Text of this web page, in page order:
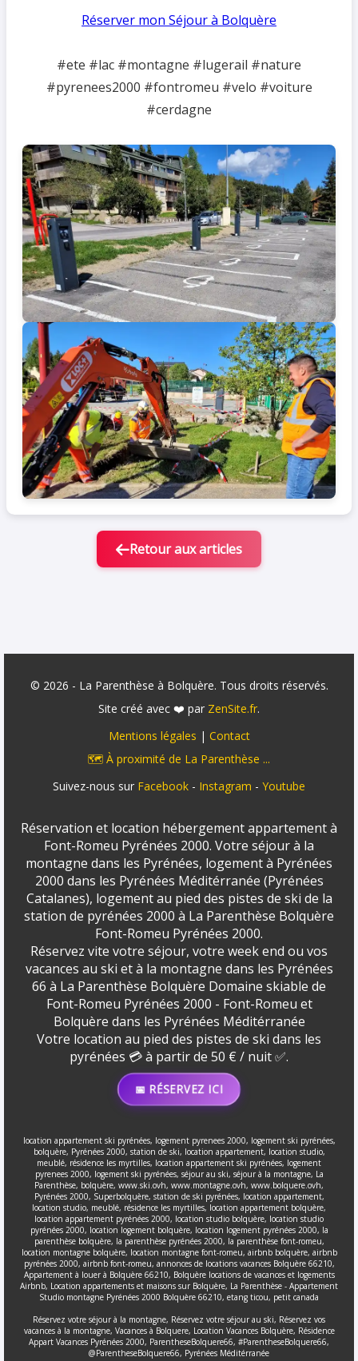
Réserver mon Séjour à Bolquère
#ete #lac #montagne #lugerail #nature
#pyrenees2000 #fontromeu #velo #voiture
#cerdagne
Retour aux articles
© 2026 - La Parenthèse à Bolquère. Tous droits réservés.
Site créé avec ❤️ par ZenSite.fr.
Mentions légales | Contact
🗺️ À proximité de La Parenthèse ...
Suivez-nous sur Facebook - Instagram - Youtube
Réservation et location hébergement appartement à
Font-Romeu Pyrénées 2000. Votre séjour à la
montagne dans les Pyrénées, logement à Pyrénées
2000 dans les Pyrénées Méditérranée (Pyrénées
Catalanes), logement au pied des pistes de ski de la
station de pyrénées 2000 à La Parenthèse Bolquère
Font-Romeu Pyrénées 2000.
Réservez vite votre séjour, votre week end ou vos
vacances au ski et à la montagne dans les Pyrénées
66 à La Parenthèse Bolquère Domaine skiable de
Font-Romeu Pyrénées 2000 - Font-Romeu et
Bolquère dans les Pyrénées Méditérranée
Votre location au pied des pistes de ski dans les
pyrénées 💳 à partir de 50 € / nuit ✅.
📅 RÉSERVEZ ICI
location appartement ski pyrénées, logement pyrenees 2000, logement ski pyrénées,
bolquère, Pyrénées 2000, station de ski, location appartement, location studio,
meublé, résidence les myrtilles, location appartement ski pyrénées, logement
pyrenees 2000, logement ski pyrénées, séjour au ski, séjour à la montagne, La
Parenthèse, bolquère, www.ski.ovh, www.montagne.ovh, www.bolquere.ovh,
Pyrénées 2000, Superbolquère, station de ski pyrénées, location appartement,
location studio, meublé, résidence les myrtilles, location appartement bolquère,
location appartement pyrénées 2000, location studio bolquère, location studio
pyrénées 2000, location logement bolquère, location logement pyrénées 2000, la
parenthèse bolquère, la parenthèse pyrénées 2000, la parenthèse font-romeu,
location montagne bolquère, location montagne font-romeu, airbnb bolquère, airbnb
pyrénées 2000, airbnb font-romeu, annonces de locations vacances Bolquère 66210,
Appartement à louer à Bolquère 66210, Bolquère locations de vacances et logements
Airbnb, Location appartements et maisons sur Bolquère, La Parenthèse - Appartement
Studio montagne Pyrénées 2000 Bolquère 66210, etang ticou, petit canada
Réservez votre séjour à la montagne, Réservez votre séjour au ski, Réservez vos
vacances à la montagne, Vacances à Bolquere, Location Vacances Bolquère, Résidence
Appart Vacances Pyrénées 2000, ParentheseBolquere66, #ParentheseBolquere66,
@ParentheseBolquere66, Pyrénées Méditérranée